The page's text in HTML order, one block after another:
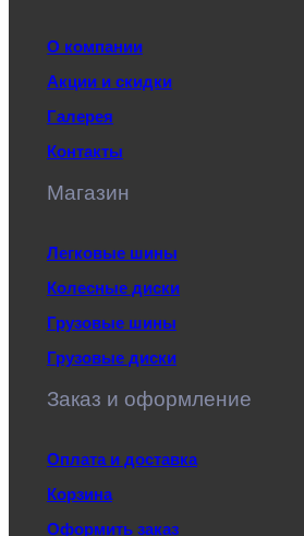
О компании
Акции и скидки
Галерея
Контакты
Магазин
Легковые шины
Колесные диски
Грузовые шины
Грузовые диски
Заказ и оформление
Оплата и доставка
Корзина
Оформить заказ